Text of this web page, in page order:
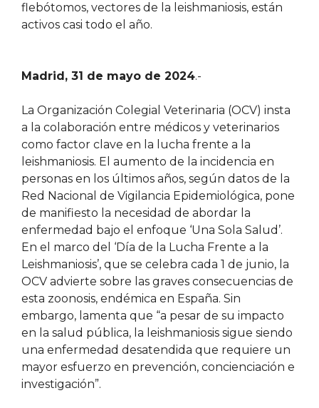
flebótomos, vectores de la leishmaniosis, están
activos casi todo el año.
Madrid, 31 de mayo de 2024.-
La Organización Colegial Veterinaria (OCV) insta
a la colaboración entre médicos y veterinarios
como factor clave en la lucha frente a la
leishmaniosis. El aumento de la incidencia en
personas en los últimos años, según datos de la
Red Nacional de Vigilancia Epidemiológica, pone
de manifiesto la necesidad de abordar la
enfermedad bajo el enfoque ‘Una Sola Salud’.
En el marco del ‘Día de la Lucha Frente a la
Leishmaniosis’, que se celebra cada 1 de junio, la
OCV advierte sobre las graves consecuencias de
esta zoonosis, endémica en España. Sin
embargo, lamenta que “a pesar de su impacto
en la salud pública, la leishmaniosis sigue siendo
una enfermedad desatendida que requiere un
mayor esfuerzo en prevención, concienciación e
investigación”.